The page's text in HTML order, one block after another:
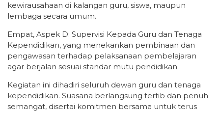
kewirausahaan di kalangan guru, siswa, maupun
lembaga secara umum.
Empat, Aspek D: Supervisi Kepada Guru dan Tenaga
Kependidikan, yang menekankan pembinaan dan
pengawasan terhadap pelaksanaan pembelajaran
agar berjalan sesuai standar mutu pendidikan.
Kegiatan ini dihadiri seluruh dewan guru dan tenaga
kependidikan. Suasana berlangsung tertib dan penuh
semangat, disertai komitmen bersama untuk terus